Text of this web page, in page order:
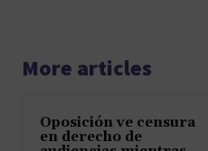
More articles
Oposición ve censura
en derecho de